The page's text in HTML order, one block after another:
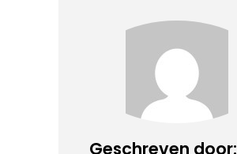
Geschreven door: